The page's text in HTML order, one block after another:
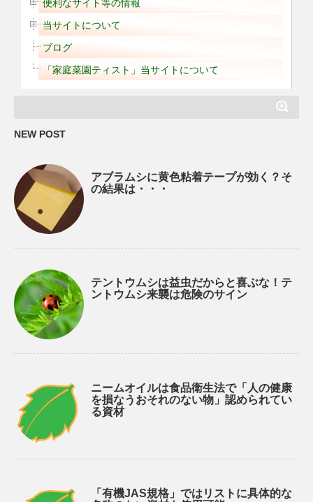
便利なサイト等の情報
当サイトについて
ブログ
「家庭菜園ティスト」当サイトについて
NEW POST
アブラムシに黄色粘着テープが効く？そ
の結果は・・・
テントウムシは益虫だからと喜ぶな！テ
ントウムシ来襲は危険のサイン
ニームオイルは食品衛生法で「人の健康
を損なうおそれのない物」認められてい
る資材
「有機JAS規格」ではリストに具体的な